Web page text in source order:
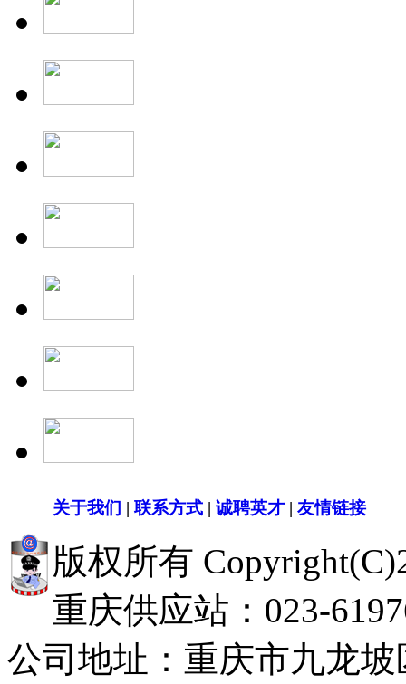
关于我们 | 联系方式 | 诚聘英才 | 友情链接
版权所有
重庆供应站：023-
公司地址：重庆市九龙